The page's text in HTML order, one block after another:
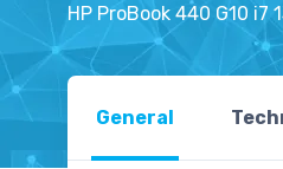
HP ProBook 440 G10 i7
General